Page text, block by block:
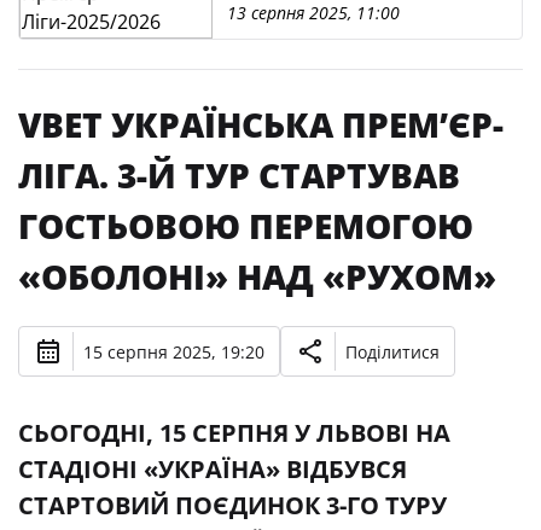
13 серпня 2025, 11:00
VBET УКРАЇНСЬКА ПРЕМʼЄР-
ЛІГА. 3-Й ТУР СТАРТУВАВ
ГОСТЬОВОЮ ПЕРЕМОГОЮ
«ОБОЛОНІ» НАД «РУХОМ»
15 серпня 2025, 19:20 Поділитися
СЬОГОДНІ, 15 СЕРПНЯ У ЛЬВОВІ НА
СТАДІОНІ «УКРАЇНА» ВІДБУВСЯ
СТАРТОВИЙ ПОЄДИНОК 3-ГО ТУРУ